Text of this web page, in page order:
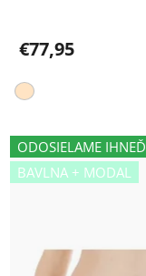
€77,95
ODOSIELAME IHNEĎ
BAVLNA + MODAL